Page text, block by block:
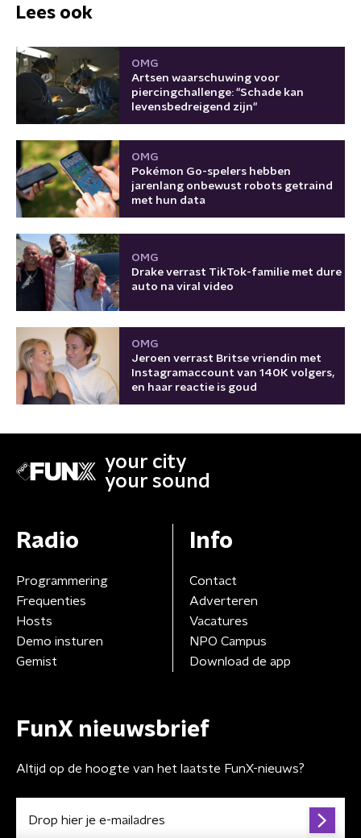
Lees ook
OMG
Artsen waarschuwing voor
piercingchallenge: "Schade kan
levensbedreigend zijn"
OMG
Pokémon Go-spelers hebben
jarenlang onbewust robots getraind
met hun data
OMG
Drake verrast TikTok-familie met dure
auto na viral video
OMG
Jeroen verrast Britse vriendin met
Instagramaccount van 140K volgers,
en haar reactie is goud
your city
your sound
Radio
Programmering
Frequenties
Hosts
Demo insturen
Gemist
Info
Contact
Adverteren
Vacatures
NPO Campus
Download de app
FunX nieuwsbrief
Altijd op de hoogte van het laatste FunX-nieuws?